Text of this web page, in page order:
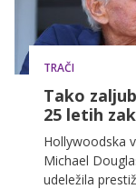
TRAČI
Tako
25 letih
Hollywoodska
Michael
udeležila